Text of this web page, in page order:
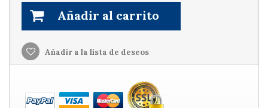
Añadir al carrito
Añadir a la lista de deseos